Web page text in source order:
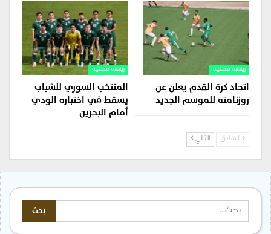
رياضة محلية
اتحاد كرة القدم يعلن عن
روزنامته للموسم الجديد
رياضة محلية
المنتخب السوري للشباب
يسقط في اختباره الودي
أمام البحرين
السابق التالي